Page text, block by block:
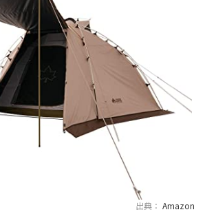
出典： Amazon